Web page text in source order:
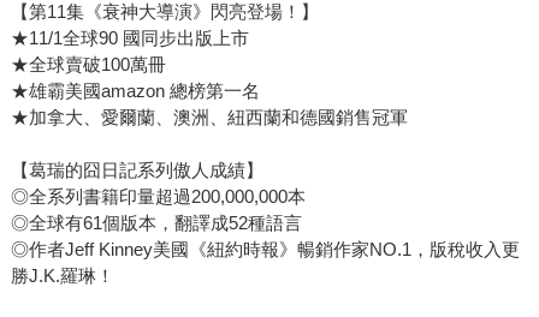
【第11集《衰神大導演》閃亮登場！】
★11/1全球90 國同步出版上市
★全球賣破100萬冊
★雄霸美國amazon 總榜第一名
★加拿大、愛爾蘭、澳洲、紐西蘭和德國銷售冠軍
【葛瑞的囧日記系列傲人成績】
◎全系列書籍印量超過200,000,000本
◎全球有61個版本，翻譯成52種語言
◎作者Jeff Kinney美國《紐約時報》暢銷作家NO.1，版稅收入更
勝J.K.羅琳！